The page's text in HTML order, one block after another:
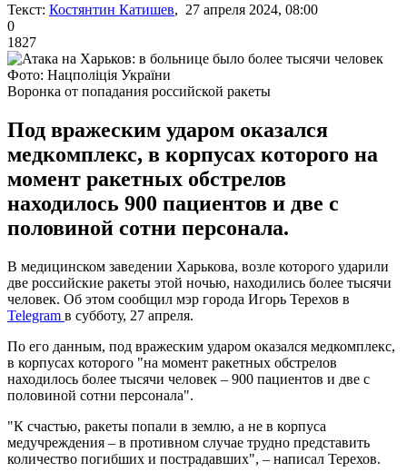
Текст: Костянтин Катишев, 27 апреля 2024, 08:00
0
1827
Фото: Нацполіція України
Воронка от попадания российской ракеты
Под вражеским ударом оказался
медкомплекс, в корпусах которого на
момент ракетных обстрелов
находилось 900 пациентов и две с
половиной сотни персонала.
В медицинском заведении Харькова, возле которого ударили
две российские ракеты этой ночью, находились более тысячи
человек. Об этом сообщил мэр города Игорь Терехов в
Telegram в субботу, 27 апреля.
По его данным, под вражеским ударом оказался медкомплекс,
в корпусах которого "на момент ракетных обстрелов
находилось более тысячи человек – 900 пациентов и две с
половиной сотни персонала".
"К счастью, ракеты попали в землю, а не в корпуса
медучреждения – в противном случае трудно представить
количество погибших и пострадавших", – написал Терехов.